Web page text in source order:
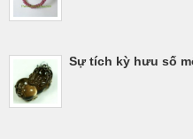
Sự tích kỳ hưu số